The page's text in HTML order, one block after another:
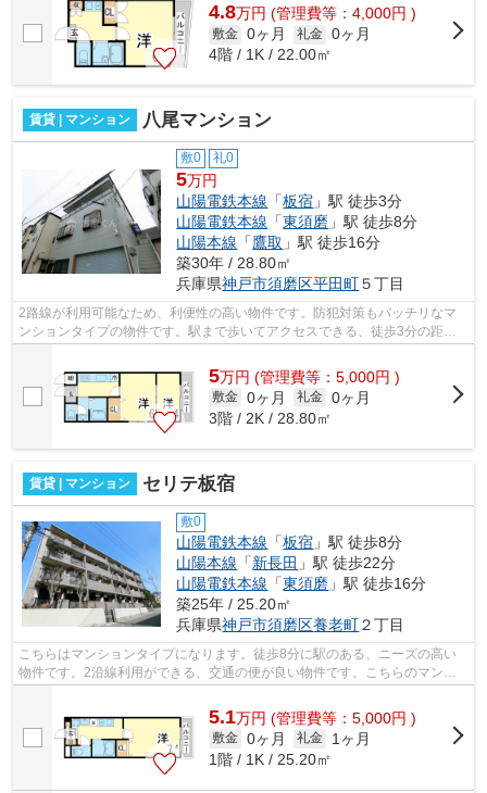
4.8万円 (管理費等：4,000円 )
敷金 0ヶ月 礼金 0ヶ月
4階 / 1K / 22.00㎡
賃貸 | マンション 八尾マンション
敷0 礼0
5万円
山陽電鉄本線 「板宿 」駅 徒歩3分
山陽電鉄本線 「東須磨 」駅 徒歩8分
山陽本線 「鷹取 」駅 徒歩16分
築30年 / 28.80㎡
兵庫県神戸市須磨区平田町５丁目
2路線が利用可能なため、利便性の高い物件です。防犯対策もバッチリなマ
ンションタイプの物件です。駅まで歩いてアクセスできる、徒歩3分の距離
5万円 (管理費等：5,000円 )
敷金 0ヶ月 礼金 0ヶ月
3階 / 2K / 28.80㎡
賃貸 | マンション セリテ板宿
敷0
山陽電鉄本線 「板宿 」駅 徒歩8分
山陽本線 「新長田 」駅 徒歩22分
山陽電鉄本線 「東須磨 」駅 徒歩16分
築25年 / 25.20㎡
兵庫県神戸市須磨区養老町２丁目
こちらはマンションタイプになります。徒歩8分に駅のある、ニーズの高い
物件です。2沿線利用ができる、交通の便が良い物件です。こちらのマンシ
5.1万円 (管理費等：5,000円 )
敷金 0ヶ月 礼金
1ヶ月
1階 / 1K / 25.20㎡